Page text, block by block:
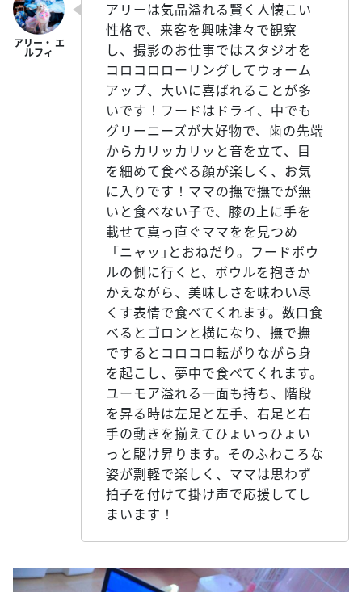
アリーは気品溢れる賢く人懐こい
性格で、来客を興味津々で観察
し、撮影のお仕事ではスタジオを
コロコロローリングしてウォーム
アップ、大いに喜ばれることが多
いです！フードはドライ、中でも
グリーニーズが大好物で、歯の先端
からカリッカリッと音を立て、目
を細めて食べる顔が楽しく、お気
に入りです！ママの撫で撫でが無
いと食べない子で、膝の上に手を
載せて真っ直ぐママをを見つめ
「ニャッ｣とおねだり。フードボウ
ルの側に行くと、ボウルを抱きか
かえながら、美味しさを味わい尽
くす表情で食べてくれます。数口食
べるとゴロンと横になり、撫で撫
でするとコロコロ転がりながら身
を起こし、夢中で食べてくれます。
ユーモア溢れる一面も持ち、階段
を昇る時は左足と左手、右足と右
手の動きを揃えてひょいっひょい
っと駆け昇ります。そのふわころな
姿が剽軽で楽しく、ママは思わず
拍子を付けて掛け声で応援してし
まいます！